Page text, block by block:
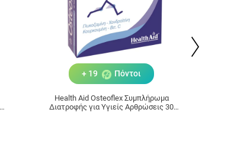
+ 19 Πόντοι
Health Aid Osteoflex Συμπλήρωμα
Διατροφής για Υγιείς Αρθρώσεις 30